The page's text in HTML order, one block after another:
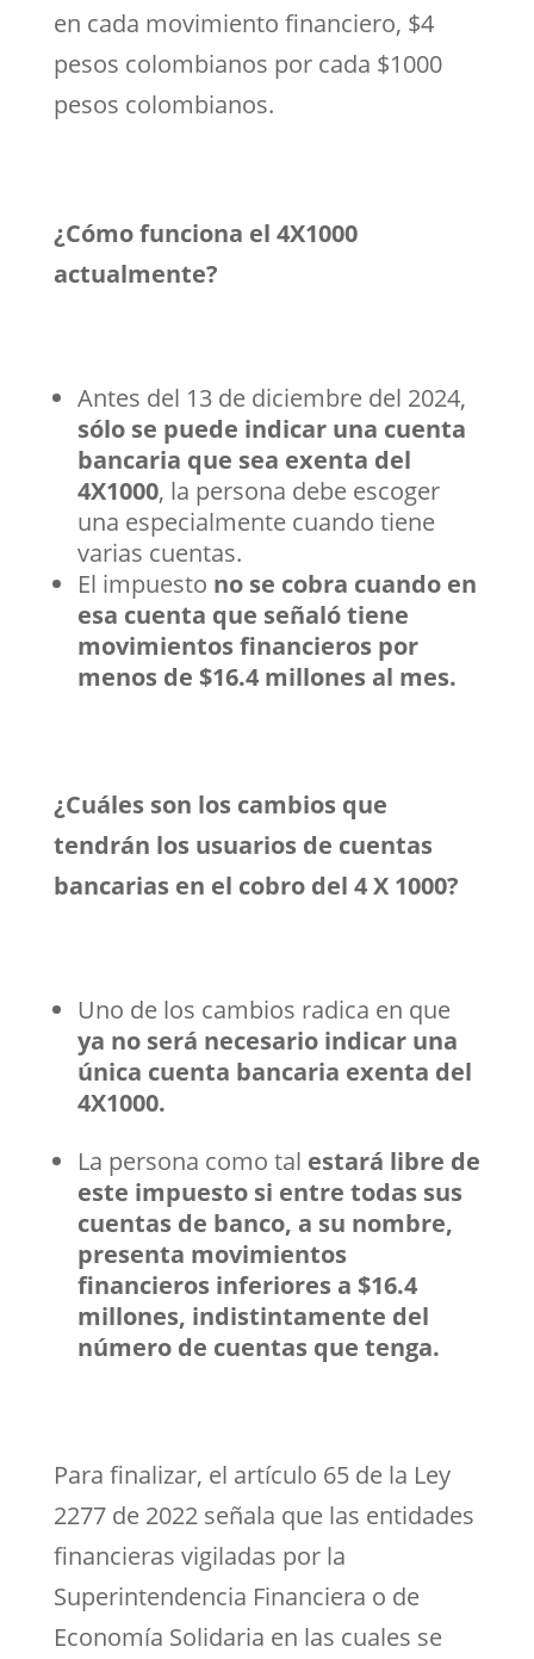
en cada movimiento financiero, $4
pesos colombianos por cada $1000
pesos colombianos.
¿Cómo funciona el 4X1000
actualmente?
Antes del 13 de diciembre del 2024,
sólo se puede indicar una cuenta
bancaria que sea exenta del
4X1000, la persona debe escoger
una especialmente cuando tiene
varias cuentas.
El impuesto no se cobra cuando en
esa cuenta que señaló tiene
movimientos financieros por
menos de $16.4 millones al mes.
¿Cuáles son los cambios que
tendrán los usuarios de cuentas
bancarias en el cobro del 4 X 1000?
Uno de los cambios radica en que
ya no será necesario indicar una
única cuenta bancaria exenta del
4X1000.
La persona como tal estará libre de
este impuesto si entre todas sus
cuentas de banco, a su nombre,
presenta movimientos
financieros inferiores a $16.4
millones, indistintamente del
número de cuentas que tenga.
Para finalizar, el artículo 65 de la Ley
2277 de 2022 señala que las entidades
financieras vigiladas por la
Superintendencia Financiera o de
Economía Solidaria en las cuales se